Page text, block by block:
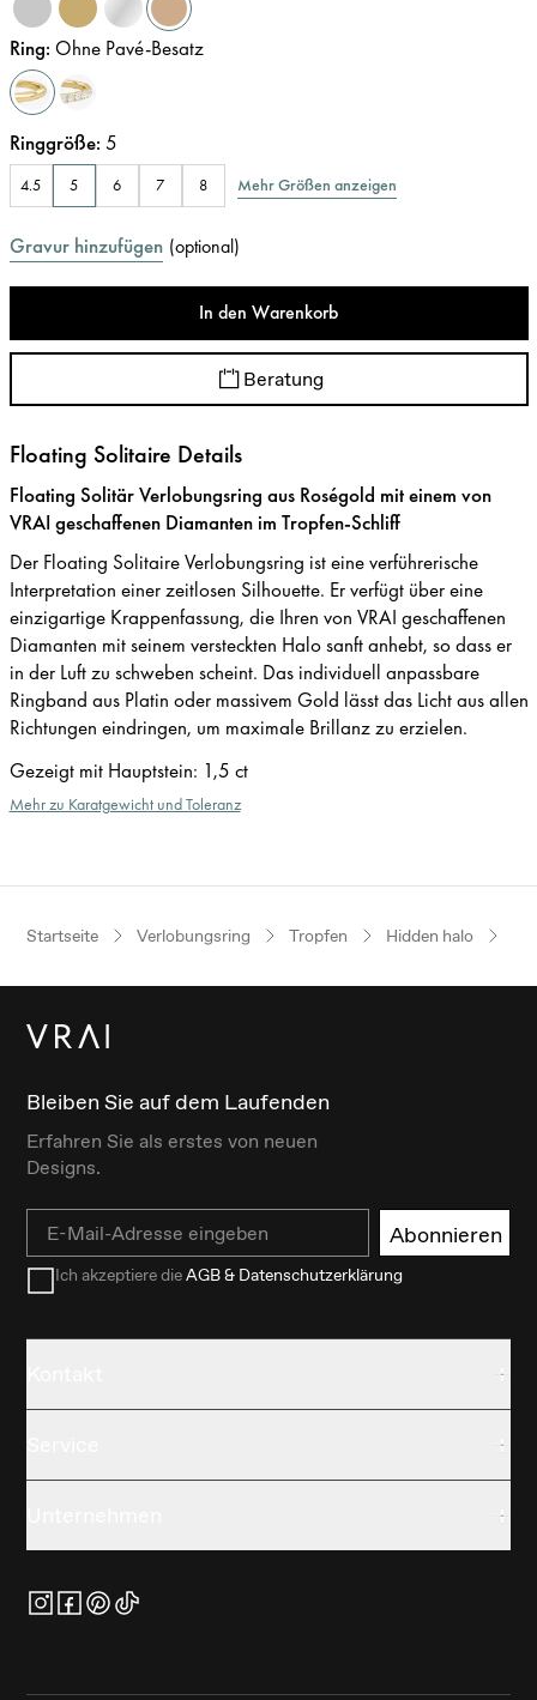
Ring: Ohne Pavé-Besatz
Ringgröße: 5
4.5 5 6 7 8 Mehr Größen anzeigen
Gravur hinzufügen (optional)
In den Warenkorb
Beratung
Floating Solitaire Details
Floating Solitär Verlobungsring aus Roségold mit einem von
VRAI geschaffenen Diamanten im Tropfen-Schliff
Der Floating Solitaire Verlobungsring ist eine verführerische
Interpretation einer zeitlosen Silhouette. Er verfügt über eine
einzigartige Krappenfassung, die Ihren von VRAI geschaffenen
Diamanten mit seinem versteckten Halo sanft anhebt, so dass er
in der Luft zu schweben scheint. Das individuell anpassbare
Ringband aus Platin oder massivem Gold lässt das Licht aus allen
Richtungen eindringen, um maximale Brillanz zu erzielen.
Gezeigt mit Hauptstein: 1,5 ct
Mehr zu Karatgewicht und Toleranz
Startseite Verlobungsring Tropfen Hidden halo
Bleiben Sie auf dem Laufenden
Erfahren Sie als erstes von neuen
Designs.
Email Abonnieren
Ich akzeptiere dieAGB & Datenschutzerklärung